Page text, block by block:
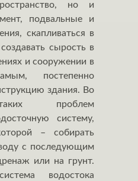
но и
подвальные и
скапливаться в
сырость в
и сооружении в
постепенно
здания. Во
проблем
систему,
– собирать
с последующим
или на грунт.
водостока